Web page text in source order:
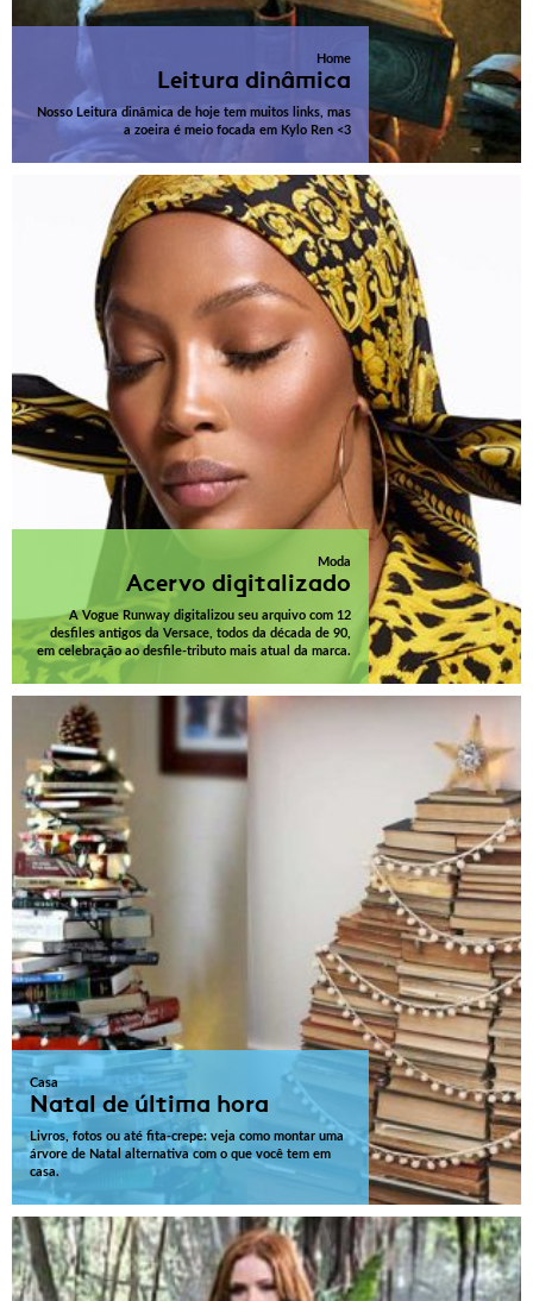
Home
Leitura dinâmica
Nosso Leitura dinâmica de hoje tem muitos links, mas
a zoeira é meio focada em Kylo Ren <3
Moda
Acervo digitalizado
A Vogue Runway digitalizou seu arquivo com 12
desfiles antigos da Versace, todos da década de 90,
em celebração ao desfile-tributo mais atual da marca.
Casa
Natal de última hora
Livros, fotos ou até fita-crepe: veja como montar uma
árvore de Natal alternativa com o que você tem em
casa.